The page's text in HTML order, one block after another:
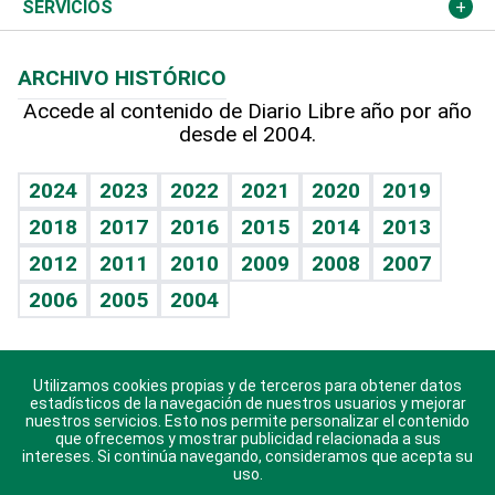
Hablando con el pediatra
Vida y familia
Eñe
Celebrando la vida
Sin complejos
En pocas palabras
Escuchando al corazón
Economía Personal
Más deportes
TBT Deportivo
Columnistas
Más firmas
Cambio climático
Opinión
Hecho en casa
Guía del dinero
SERVICIOS
Cumpleaños
Horóscopos
Crucigramas
ARCHIVO HISTÓRICO
Accede al contenido de Diario Libre año por año
desde el 2004.
2024 2023 2022 2021 2020
2019
2018
2017 2016 2015 2014
2013
2012
2011 2010 2009 2008
2007
2006
2005 2004
Descarga nuestras aplicaciones para Android, iOS y
sistema Huawei.
Utilizamos cookies propias y de terceros para obtener datos
estadísticos de la navegación de nuestros usuarios y mejorar
nuestros servicios. Esto nos permite personalizar el contenido
que ofrecemos y mostrar publicidad relacionada a sus
intereses. Si continúa navegando, consideramos que acepta su
uso.